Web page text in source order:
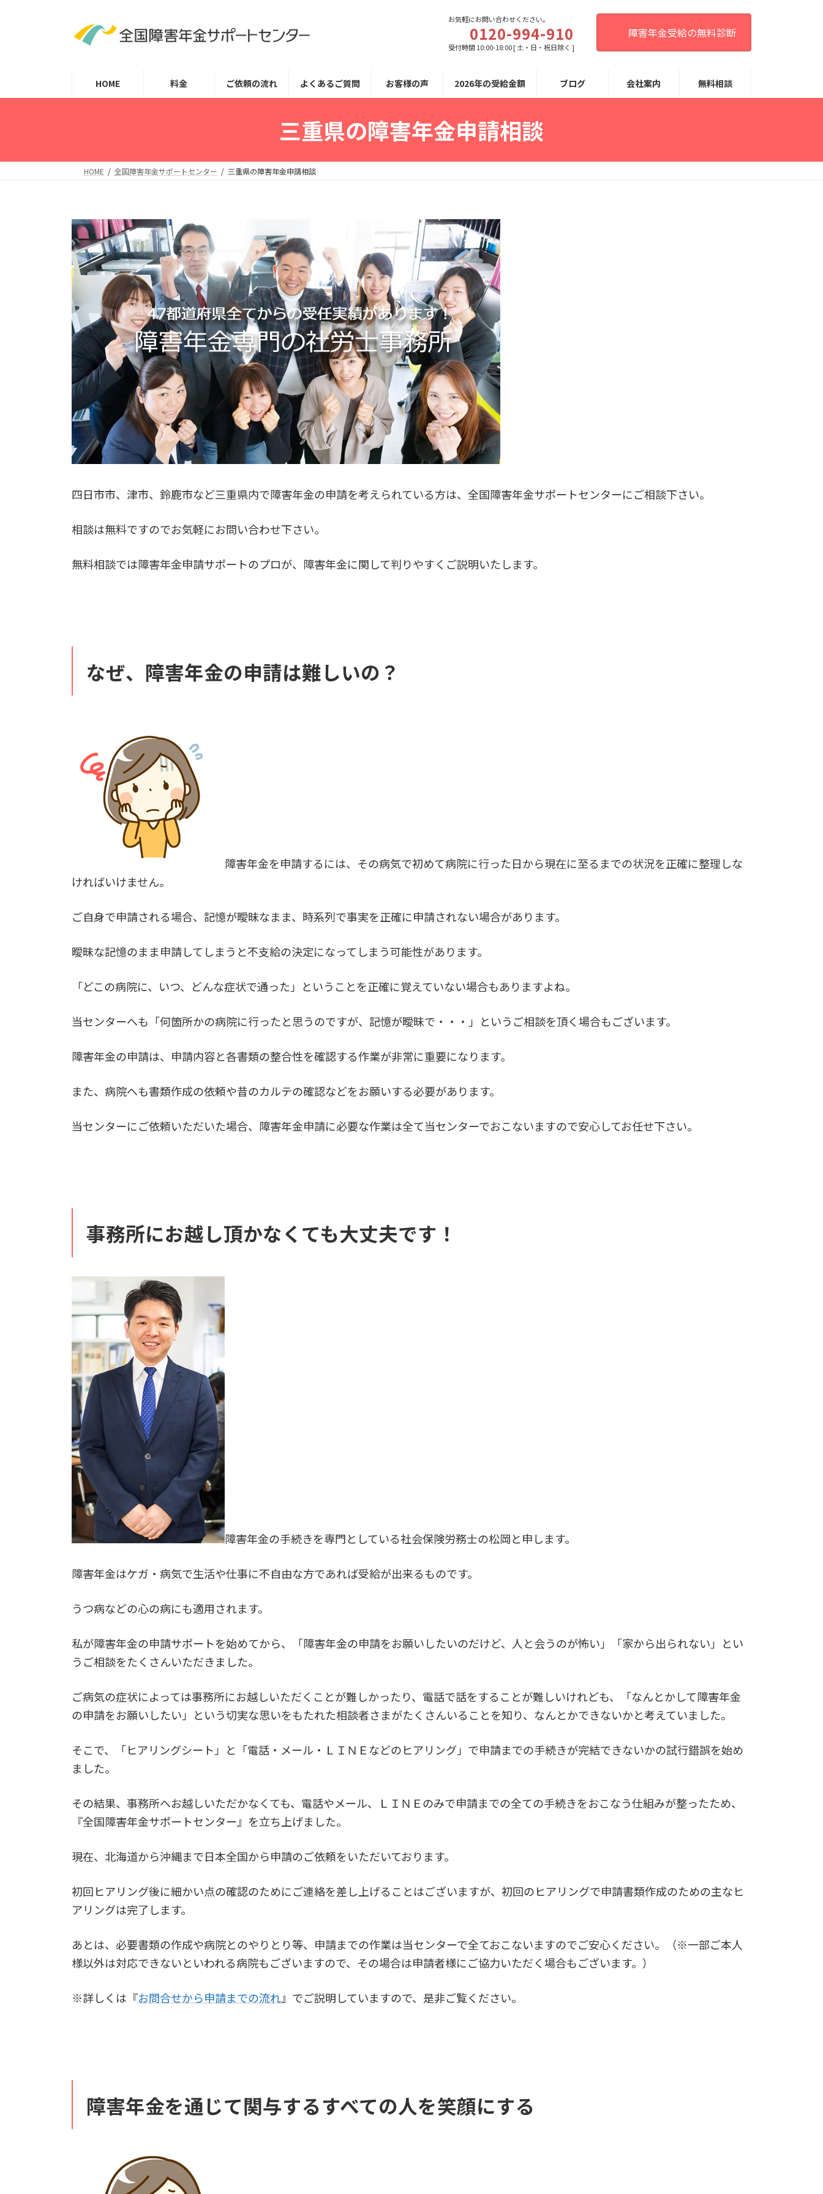
ス
ン
お気軽にお問い合わせください。
0120-994-910
受付時間 10:00-18:00 [ 土・日・祝日除く ]
障害年金受給の無料診断
HOME 料金 ご依頼の流れ よくあるご質問 お客様の声 2026年の受給金額 ブログ 会社案内 無料相談
三重県の障害年金申請相談
HOME 全国障害年金サポートセンター 三重県の障害年金申請相談
四日市市、津市、鈴鹿市など三重県内で障害年金の申請を考えられている方は、全国障害年金サポートセンターにご相談下さい。
相談は無料ですのでお気軽にお問い合わせ下さい。
無料相談では障害年金申請サポートのプロが、障害年金に関して判りやすくご説明いたします。
なぜ、障害年金の申請は難しいの？
障害年金を申請するには、その病気で初めて病院に行った日から現在に至るまでの状況を正確に整理しな
ければいけません。
ご自身で申請される場合、記憶が曖昧なまま、時系列で事実を正確に申請されない場合があります。
曖昧な記憶のまま申請してしまうと不支給の決定になってしまう可能性があります。
「どこの病院に、いつ、どんな症状で通った」ということを正確に覚えていない場合もありますよね。
当センターへも「何箇所かの病院に行ったと思うのですが、記憶が曖昧で・・・」というご相談を頂く場合もございます。
障害年金の申請は、申請内容と各書類の整合性を確認する作業が非常に重要になります。
また、病院へも書類作成の依頼や昔のカルテの確認などをお願いする必要があります。
当センターにご依頼いただいた場合、障害年金申請に必要な作業は全て当センターでおこないますので安心してお任せ下さい。
事務所にお越し頂かなくても大丈夫です！
障害年金の手続きを専門としている社会保険労務士の松岡と申します。
障害年金はケガ・病気で生活や仕事に不自由な方であれば受給が出来るものです。
うつ病などの心の病にも適用されます。
私が障害年金の申請サポートを始めてから、「障害年金の申請をお願いしたいのだけど、人と会うのが怖い」「家から出られない」とい
うご相談をたくさんいただきました。
ご病気の症状によっては事務所にお越しいただくことが難しかったり、電話で話をすることが難しいけれども、「なんとかして障害年金
の申請をお願いしたい」という切実な思いをもたれた相談者さまがたくさんいることを知り、なんとかできないかと考えていました。
そこで、「ヒアリングシート」と「電話・メール・ＬＩＮＥなどのヒアリング」で申請までの手続きが完結できないかの試行錯誤を始め
ました。
その結果、事務所へお越しいただかなくても、電話やメール、ＬＩＮＥのみで申請までの全ての手続きをおこなう仕組みが整ったため、
『全国障害年金サポートセンター』を立ち上げました。
現在、北海道から沖縄まで日本全国から申請のご依頼をいただいております。
初回ヒアリング後に細かい点の確認のためにご連絡を差し上げることはございますが、初回のヒアリングで申請書類作成のための主なヒ
アリングは完了します。
あとは、必要書類の作成や病院とのやりとり等、申請までの作業は当センターで全ておこないますのでご安心ください。（※一部ご本人
様以外は対応できないといわれる病院もございますので、その場合は申請者様にご協力いただく場合もございます。）
※詳しくは『お問合せから申請までの流れ』でご説明していますので、是非ご覧ください。
障害年金を通じて関与するすべての人を笑顔にする